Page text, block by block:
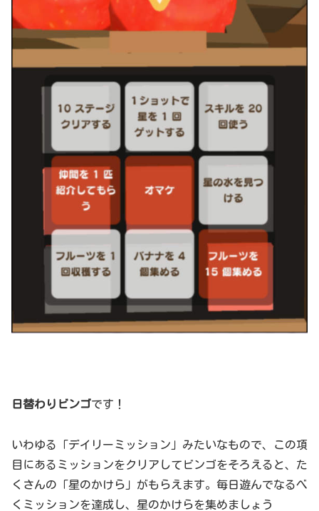
日替わりビンゴです！
いわゆる「デイリーミッション」みたいなもので、この項
目にあるミッションをクリアしてビンゴをそろえると、た
くさんの「星のかけら」がもらえます。毎日遊んでなるべ
くミッションを達成し、星のかけらを集めましょう